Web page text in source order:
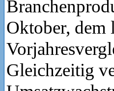
Oktober, dem
Gleichzeitig